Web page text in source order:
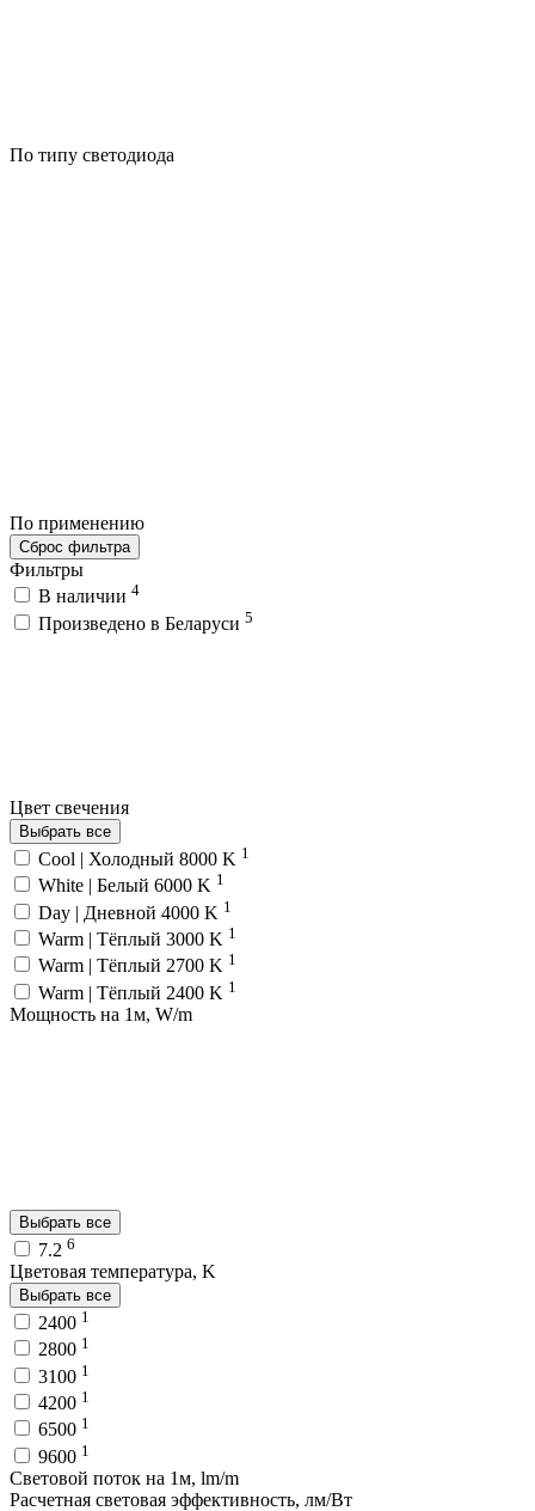
По типу светодиода
По применению
Сброс фильтра
Фильтры
В наличии 4
Произведено в Беларуси 5
Цвет свечения
Выбрать все
Cool | Холодный 8000 K 1
White | Белый 6000 K 1
Day | Дневной 4000 K 1
Warm | Тёплый 3000 K 1
Warm | Тёплый 2700 K 1
Warm | Тёплый 2400 K 1
Мощность на 1м, W/m
Выбрать все
7.2 6
Цветовая температура, K
Выбрать все
2400 1
2800 1
3100 1
4200 1
6500 1
9600 1
Световой поток на 1м, lm/m
Расчетная световая эффективность, лм/Вт